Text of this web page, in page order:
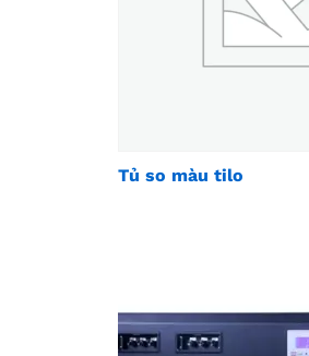
Tủ so màu tilo